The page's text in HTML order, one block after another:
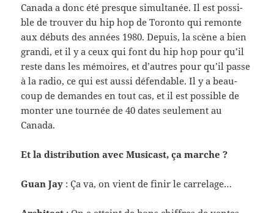
Canada a donc été presque simul­tanée. Il est pos­si­
ble de trou­ver du hip hop de Toronto qui remonte
aux débuts des années 1980. Depuis, la scène a bien
grandi, et il y a ceux qui font du hip hop pour qu’il
reste dans les mémoires, et d’autres pour qu’il passe
à la radio, ce qui est aussi défend­able. Il y a beau­
coup de deman­des en tout cas, et il est pos­si­ble de
mon­ter une tournée de 40 dates seule­ment au
Canada.
Et la dis­tri­b­u­tion avec Musi­cast, ça marche ?
Guan Jay : Ça va, on vient de finir le carrelage…